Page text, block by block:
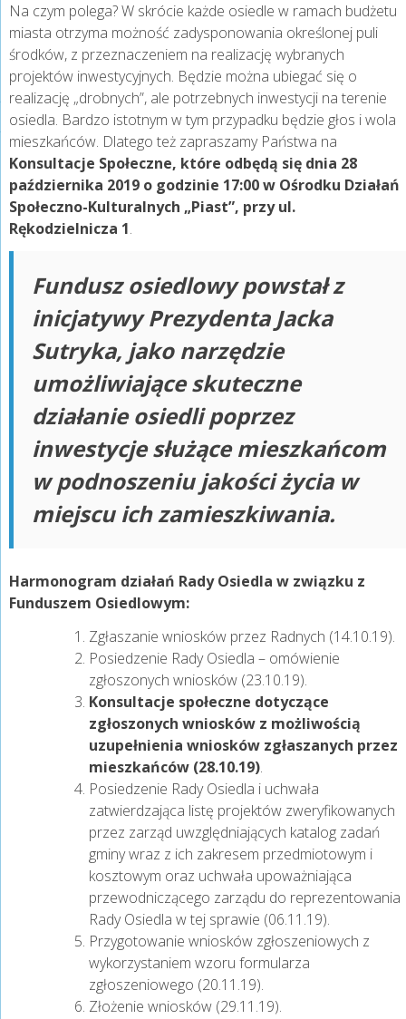
Na czym polega? W skrócie każde osiedle w ramach budżetu
miasta otrzyma możność zadysponowania określonej puli
środków, z przeznaczeniem na realizację wybranych
projektów inwestycyjnych. Będzie można ubiegać się o
realizację „drobnych”, ale potrzebnych inwestycji na terenie
osiedla. Bardzo istotnym w tym przypadku będzie głos i wola
mieszkańców. Dlatego też zapraszamy Państwa na
Konsultacje Społeczne, które odbędą się dnia 28
października 2019 o godzinie 17:00 w Ośrodku Działań
Społeczno-Kulturalnych „Piast”, przy ul.
Rękodzielnicza 1.
Fundusz osiedlowy powstał z
inicjatywy Prezydenta Jacka
Sutryka, jako narzędzie
umożliwiające skuteczne
działanie osiedli poprzez
inwestycje służące mieszkańcom
w podnoszeniu jakości życia w
miejscu ich zamieszkiwania.
Harmonogram działań Rady Osiedla w związku z
Funduszem Osiedlowym:
Zgłaszanie wniosków przez Radnych (14.10.19).
Posiedzenie Rady Osiedla – omówienie
zgłoszonych wniosków (23.10.19).
Konsultacje społeczne dotyczące
zgłoszonych wniosków z możliwością
uzupełnienia wniosków zgłaszanych przez
mieszkańców (28.10.19).
Posiedzenie Rady Osiedla i uchwała
zatwierdzająca listę projektów zweryfikowanych
przez zarząd uwzględniających katalog zadań
gminy wraz z ich zakresem przedmiotowym i
kosztowym oraz uchwała upoważniająca
przewodniczącego zarządu do reprezentowania
Rady Osiedla w tej sprawie (06.11.19).
Przygotowanie wniosków zgłoszeniowych z
wykorzystaniem wzoru formularza
zgłoszeniowego (20.11.19).
Złożenie wniosków (29.11.19).